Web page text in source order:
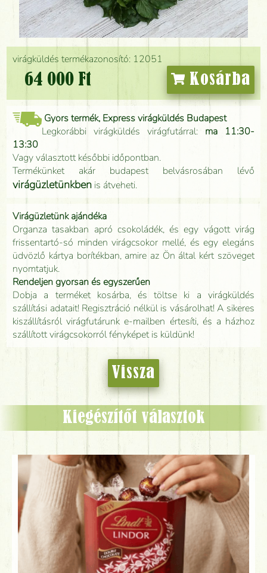
virágküldés termékazonosító: 12051
64 000 Ft Kosárba
Gyors termék, Express virágküldés Budapest
Legkorábbi virágküldés virágfutárral: ma 11:30-
13:30
Vagy választott későbbi időpontban.
Termékünket akár budapest belvásrosában lévő
virágüzletünkben is átveheti.
Virágüzletünk ajándéka
Organza tasakban apró csokoládék, és egy vágott virág
frissentartó-só minden virágcsokor mellé, és egy elegáns
üdvözlő kártya borítékban, amire az Ön által kért szöveget
nyomtatjuk.
Rendeljen gyorsan és egyszerűen
Dobja a terméket kosárba, és töltse ki a virágküldés
szállítási adatait! Regisztráció nélkül is vásárolhat! A sikeres
kiszállításról virágfutárunk e-mailben értesíti, és a házhoz
szállított virágcsokorról fényképet is küldünk!
Vissza
Kiegészítőt választok